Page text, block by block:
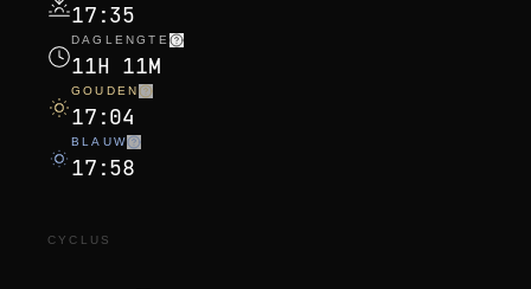
17:35
DAGLENGTE
11H 11M
GOUDEN
17:04
BLAUW
17:58
CYCLUS